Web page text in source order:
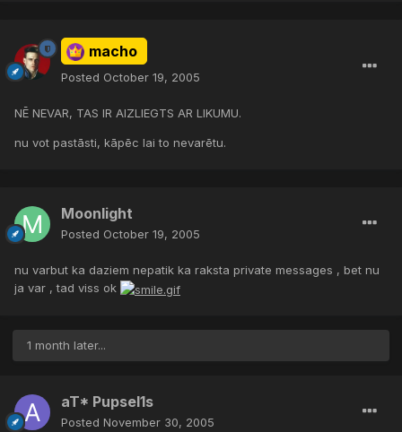
macho
Posted October 19, 2005
NĒ NEVAR, TAS IR AIZLIEGTS AR LIKUMU.
nu vot pastāsti, kāpēc lai to nevarētu.
Moonlight
Posted October 19, 2005
nu varbut ka daziem nepatik ka raksta private messages , bet nu
ja var , tad viss ok
1 month later...
aT* Pupsel1s
Posted November 30, 2005